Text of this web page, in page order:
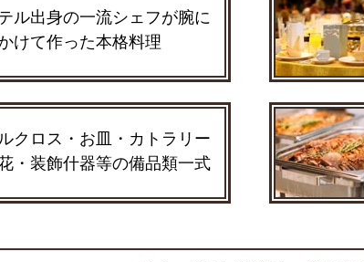
ル出身の一流シェフが腕に
けて作った本格料理
クロス・お皿・カトラリー
・装飾什器等の備品類一式